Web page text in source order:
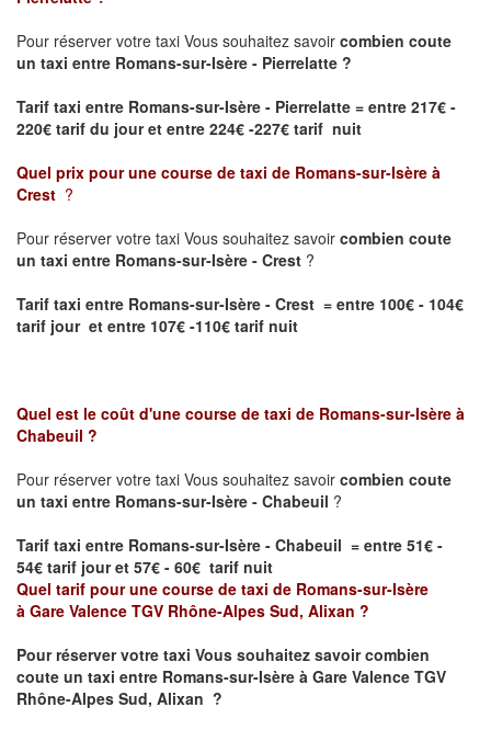
Pour réserver votre taxi Vous souhaitez savoir combien coute
un taxi entre Romans-sur-Isère - Pierrelatte ?
Tarif taxi entre Romans-sur-Isère - Pierrelatte = entre 217€ -
220€ tarif du jour et entre 224€ -227€ tarif nuit
Quel prix pour une course de taxi de Romans-sur-Isère à
Crest ?
Pour réserver votre taxi Vous souhaitez savoir combien coute
un taxi entre Romans-sur-Isère - Crest ?
Tarif taxi entre Romans-sur-Isère - Crest = entre 100€ - 104€
tarif jour et entre 107€ -110€ tarif nuit
Quel est le coût d'une course de taxi de Romans-sur-Isère à
Chabeuil ?
Pour réserver votre taxi Vous souhaitez savoir combien coute
un taxi entre Romans-sur-Isère - Chabeuil ?
Tarif taxi entre Romans-sur-Isère - Chabeuil = entre 51€ -
54€ tarif jour et 57€ - 60€ tarif nuit
Quel tarif pour une course de taxi de Romans-sur-Isère
à Gare Valence TGV Rhône-Alpes Sud, Alixan ?
Pour réserver votre taxi Vous souhaitez savoircombien
coute un taxi entre Romans-sur-Isère à Gare Valence TGV
Rhône-Alpes Sud, Alixan ?